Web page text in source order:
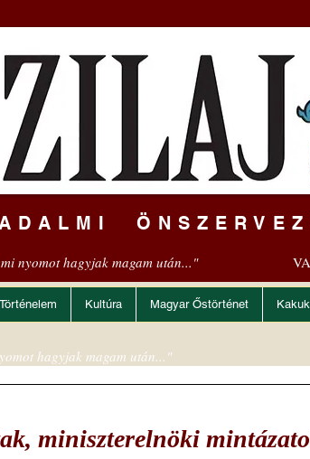
nyomot hagyjak magam után..."
Kultúra Magyar Őstörténet
miniszterelnöki
hagyjak magam után..."